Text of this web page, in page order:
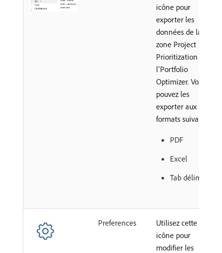
icône pour
exporter les
données de la
zone Project
Prioritization de
l’Portfolio
Optimizer. Vous
pouvez les
exporter aux
formats suivants :
PDF
Excel
Tab délimité
Preferences
Utilisez cette
icône pour
modifier les